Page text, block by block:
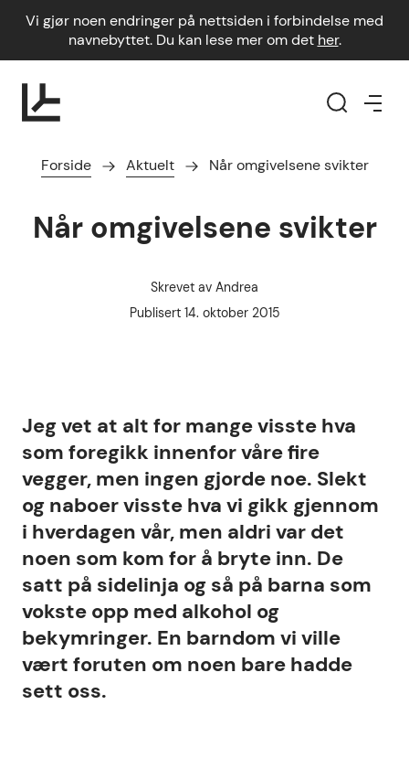
Vi gjør noen endringer på nettsiden i forbindelse med
navnebyttet. Du kan lese mer om det her.
Forside Aktuelt Når omgivelsene svikter
Når omgivelsene svikter
Forfatter
Skrevet av Andrea
Publisert dato
Publisert 14. oktober 2015
Jeg vet at alt for mange visste hva
som foregikk innenfor våre fire
vegger, men ingen gjorde noe. Slekt
og naboer visste hva vi gikk gjennom
i hverdagen vår, men aldri var det
noen som kom for å bryte inn. De
satt på sidelinja og så på barna som
vokste opp med alkohol og
bekymringer. En barndom vi ville
vært foruten om noen bare hadde
sett oss.